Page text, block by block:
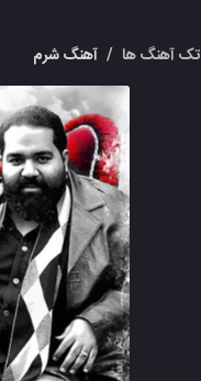
تک آهنگ ها / آهنگ شرم